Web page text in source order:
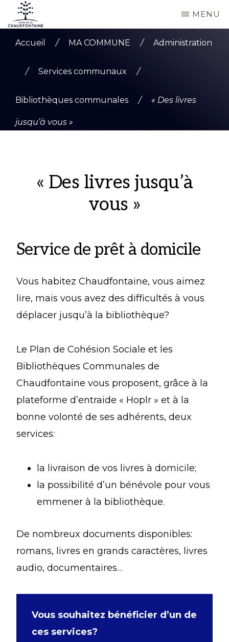
Passer
au
contenu
commune
MENU
Accueil / MA COMMUNE / Administration
/ Services communaux /
Bibliothèques communales / « Des livres
jusqu’à vous »
« Des livres jusqu’à
vous »
Service de prêt à domicile
Vous habitez Chaudfontaine, vous aimez
lire, mais vous avez des difficultés à vous
déplacer jusqu’à la bibliothèque?
Le Plan de Cohésion Sociale et les
Bibliothèques Communales de
Chaudfontaine vous proposent, grâce à la
plateforme d’entraide « Hoplr » et à la
bonne volonté de ses adhérents, deux
services:
la livraison de vos livres à domicile;
la possibilité d’un bénévole pour vous
emmener à la bibliothèque.
De nombreux documents disponibles:
romans, livres en grands caractères, livres
audio, documentaires…
Vous souhaitez bénéficier d’un de
ces services?